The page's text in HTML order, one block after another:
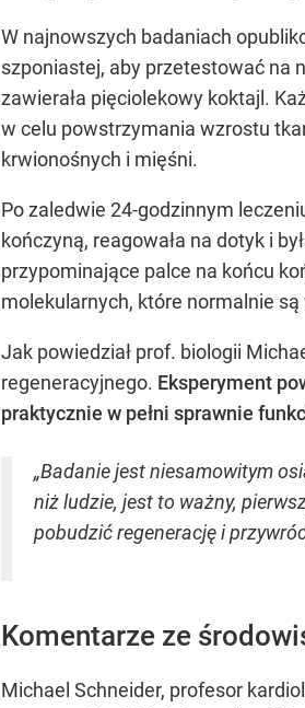
W najnowszych badaniach
szponiastej, aby przetestować na
zawierała pięciolekowy koktajl.
w celu powstrzymania wzrostu
krwionośnych i mięśni.
Po zaledwie 24-godzinnym
kończyną, reagowała na dotyk i
przypominające palce na końcu
molekularnych, które normalnie
Jak powiedział prof. biologii
regeneracyjnego. Eksperyment
praktycznie w pełni sprawnie
„Badanie jest niesamowitym
niż ludzie, jest to ważny,
pobudzić regenerację i
Komentarze ze
Michael Schneider, profesor